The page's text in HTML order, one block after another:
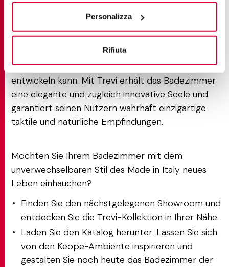
Personalizza
Rifiuta
nachhaltige und leistungsstarke Oberfläche, vor
allem aber eine emotionale, da sie sich zum
charakteristischen Merkmal eines Raumes
entwickeln kann. Mit Trevi erhält das Badezimmer
eine elegante und zugleich innovative Seele und
garantiert seinen Nutzern wahrhaft einzigartige
taktile und natürliche Empfindungen.
Möchten Sie Ihrem Badezimmer mit dem
unverwechselbaren Stil des Made in Italy neues
Leben einhauchen?
Finden Sie den nächstgelegenen Showroom und
entdecken Sie die Trevi-Kollektion in Ihrer Nähe.
Laden Sie den Katalog herunter: Lassen Sie sich
von den Keope-Ambiente inspirieren und
gestalten Sie noch heute das Badezimmer der